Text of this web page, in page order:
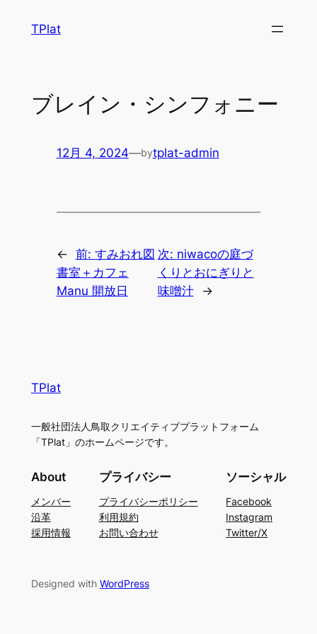
TPlat
ブレイン・シンフォニー
12月 4, 2024—bytplat-admin
← 前: すみおれ図
書室＋カフェ
Manu 開放日
次: niwacoの庭づ
くりとおにぎりと
味噌汁
→
TPlat
一般社団法人鳥取クリエイティブプラットフォーム
「TPlat」のホームページです。
About
メンバー
沿革
採用情報
プライバシー
プライバシーポリシー
利用規約
お問い合わせ
ソーシャル
Facebook
Instagram
Twitter/X
Designed with WordPress